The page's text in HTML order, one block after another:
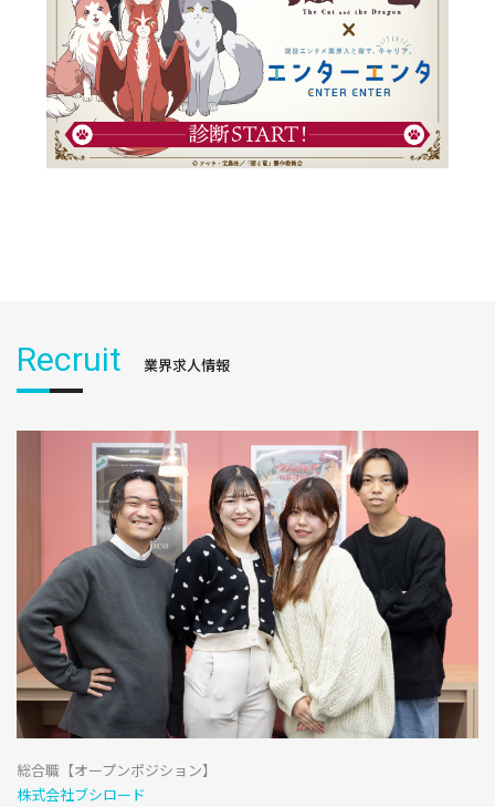
Recruit 業界求人情報
総合職【オープンポジション】
株式会社ブシロード